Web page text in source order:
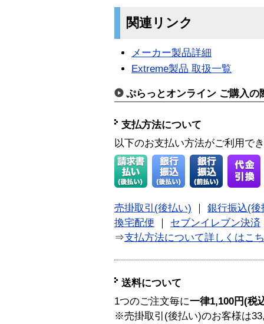
関連リンク
メーカー製品詳細
Extreme製品 取扱一覧
ぷらっとオンライン ご購入の
支払方法について
以下のお支払い方法がご利用で
売掛取引(後払い) ｜ 銀行振込(後
換宅配便 ｜ セブンイレブン決済
⇒支払方法について詳しくはこ
送料について
1つのご注文毎に一律1,100円(税
※売掛取引(後払い)のお客様は